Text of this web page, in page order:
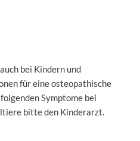
bei Kindern und
für eine osteopathische
Symptome bei
bitte den Kinderarzt.